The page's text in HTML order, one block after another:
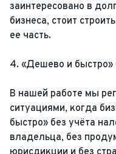
заинтересовано в
бизнеса, стоит
ее часть.
4. «Дешево и быстро»
В нашей работе мы
ситуациями, когда
быстро» без учёта
владельца, без